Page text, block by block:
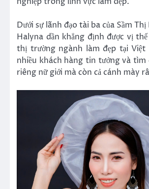
Dưới sự lãnh đạo tài ba của Sầm
Halyna dần khẳng định được vị
thị trường ngành làm đẹp tại Việt
nhiều khách hàng tin tưởng và tìm
riêng nữ giới mà còn cả cánh mày